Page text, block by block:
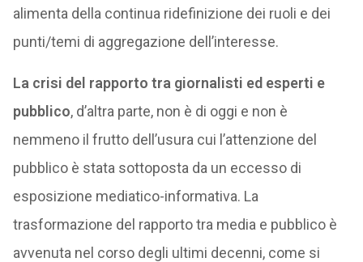
alimenta della continua ridefinizione dei ruoli e dei
punti/temi di aggregazione dell’interesse.
La crisi del rapporto tra giornalisti ed esperti e
pubblico, d’altra parte, non è di oggi e non è
nemmeno il frutto dell’usura cui l’attenzione del
pubblico è stata sottoposta da un eccesso di
esposizione mediatico-informativa. La
trasformazione del rapporto tra media e pubblico è
avvenuta nel corso degli ultimi decenni, come si